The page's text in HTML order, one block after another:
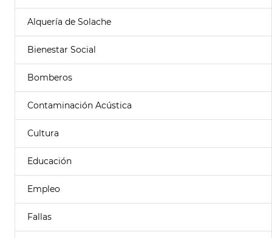
Alquería de Solache
Bienestar Social
Bomberos
Contaminación Acústica
Cultura
Educación
Empleo
Fallas